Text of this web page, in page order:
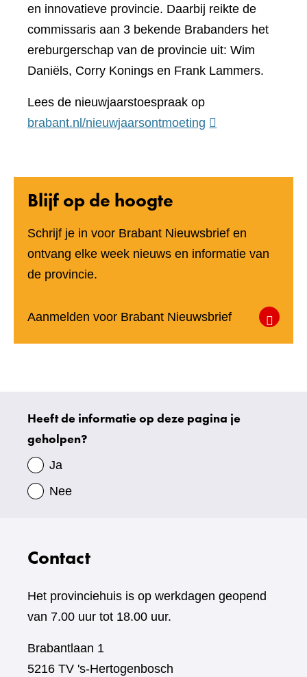
en innovatieve provincie. Daarbij reikte de
commissaris aan 3 bekende Brabanders het
ereburgerschap van de provincie uit: Wim
Daniëls, Corry Konings en Frank Lammers.
Lees de nieuwjaarstoespraak op
brabant.nl/nieuwjaarsontmoeting (verwijst
Blijf op de hoogte
Schrijf je in voor Brabant Nieuwsbrief en
ontvang elke week nieuws en informatie van
de provincie.
Aanmelden voor Brabant Nieuwsbrief(verwijst
Uw
gegevens
Heeft de informatie op deze pagina je
geholpen?
Ja
Nee
Contact
Het provinciehuis is op werkdagen geopend
van 7.00 uur tot 18.00 uur.
Brabantlaan 1
5216 TV 's-Hertogenbosch